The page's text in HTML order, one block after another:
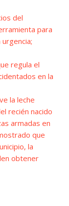
del
para
regula el
en la
la leche
recién nacido
armadas en
que
la
obtener